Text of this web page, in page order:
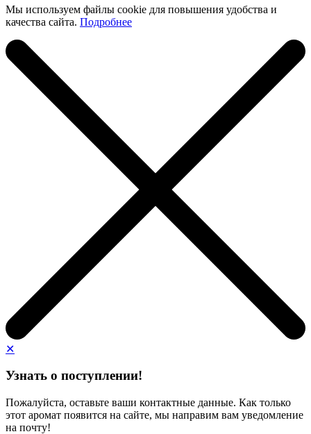
Мы используем файлы cookie для повышения удобства и
качества сайта. Подробнее
✕
Узнать о поступлении!
Пожалуйста, оставьте ваши контактные данные. Как только
этот аромат появится на сайте, мы направим вам уведомление
на почту!